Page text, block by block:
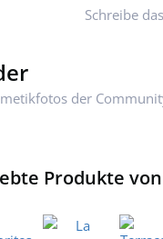
Schreibe
der
Produkte